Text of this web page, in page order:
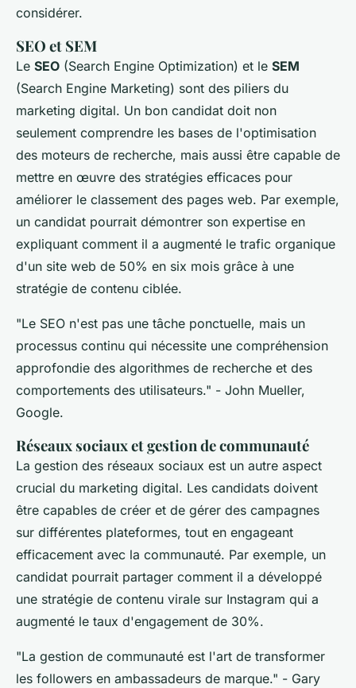
considérer.
SEO et SEM
Le SEO (Search Engine Optimization) et le SEM
(Search Engine Marketing) sont des piliers du
marketing digital. Un bon candidat doit non
seulement comprendre les bases de l'optimisation
des moteurs de recherche, mais aussi être capable de
mettre en œuvre des stratégies efficaces pour
améliorer le classement des pages web. Par exemple,
un candidat pourrait démontrer son expertise en
expliquant comment il a augmenté le trafic organique
d'un site web de 50% en six mois grâce à une
stratégie de contenu ciblée.
"Le SEO n'est pas une tâche ponctuelle, mais un
processus continu qui nécessite une compréhension
approfondie des algorithmes de recherche et des
comportements des utilisateurs." - John Mueller,
Google.
Réseaux sociaux et gestion de communauté
La gestion des réseaux sociaux est un autre aspect
crucial du marketing digital. Les candidats doivent
être capables de créer et de gérer des campagnes
sur différentes plateformes, tout en engageant
efficacement avec la communauté. Par exemple, un
candidat pourrait partager comment il a développé
une stratégie de contenu virale sur Instagram qui a
augmenté le taux d'engagement de 30%.
"La gestion de communauté est l'art de transformer
les followers en ambassadeurs de marque." - Gary